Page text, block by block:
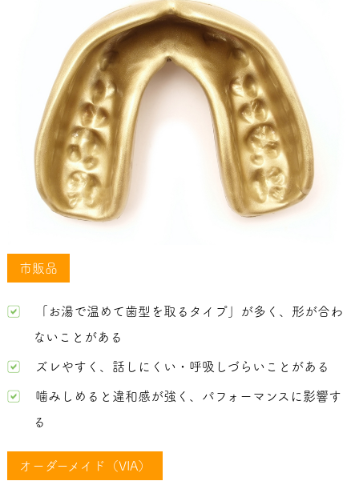
市販品
「お湯で温めて歯型を取るタイプ」が多く、形が合わ
ないことがある
ズレやすく、話しにくい・呼吸しづらいことがある
噛みしめると違和感が強く、パフォーマンスに影響す
る
オーダーメイド（VIA）